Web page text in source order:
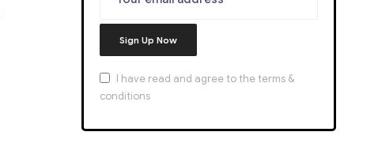
I have read and agree to the terms &
conditions